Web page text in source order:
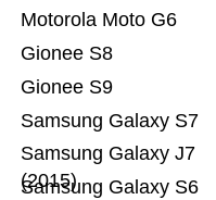
Samsung Galaxy S6
Samsung Galaxy J7
(2015)
Samsung Galaxy S7
Gionee S9
Gionee S8
Motorola Moto G6